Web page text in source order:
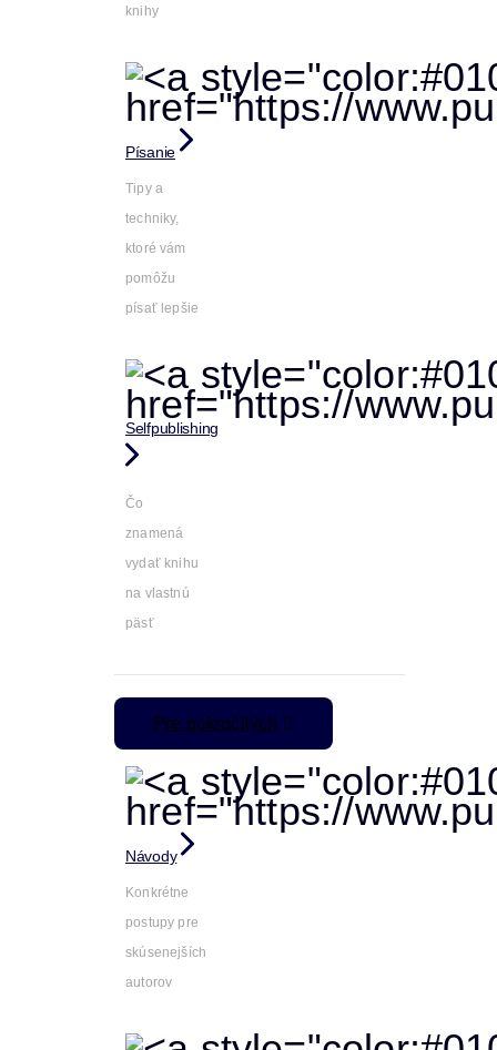
knihy
Písanie
Tipy a
techniky,
ktoré vám
pomôžu
písať lepšie
Selfpublishing
Čo
znamená
vydať knihu
na vlastnú
päsť
Pre pokročilých
Návody
Konkrétne
postupy pre
skúsenejších
autorov